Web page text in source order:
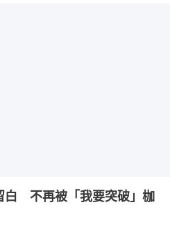
　不再被「我要突破」枷